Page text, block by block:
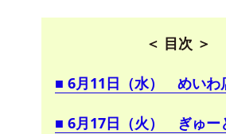
＜ 目次 ＞
■ 6月11日（水） めいわ
■ 6月17日（火） ぎゅー